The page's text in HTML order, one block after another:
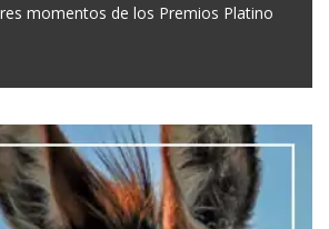
momentos de los Premios Platino